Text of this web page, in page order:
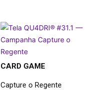
CARD GAME
Capture o Regente